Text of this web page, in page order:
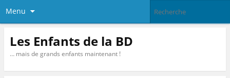
Menu
Les Enfants de la BD
… mais de grands enfants maintenant !